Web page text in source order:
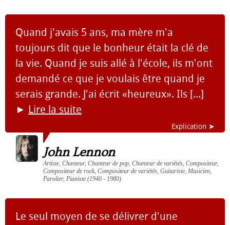
Quand j'avais 5 ans, ma mère m'a
toujours dit que le bonheur était la clé de
la vie. Quand je suis allé à l'école, ils m'ont
demandé ce que je voulais être quand je
serais grande. J'ai écrit «heureux». Ils [...]
► Lire la suite
Explication ➤
John Lennon
Artiste, Chanteur, Chanteur de pop, Chanteur de variétés, Compositeur,
Compositeur de rock, Compositeur de variétés, Guitariste, Musicien,
Parolier, Pianiste (1940 - 1980)
Le seul moyen de se délivrer d'une